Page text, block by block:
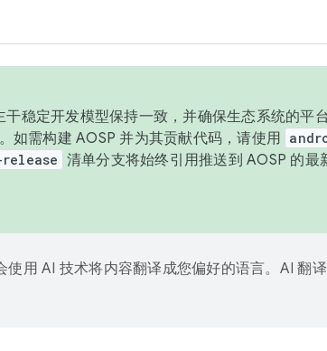
稳定开发模型保持一致，并确保生态系统的平
如需构建 AOSP 并为其贡献代码，请使用
清单分支将始终引用推送到 AOSP 的
使用 AI 技术将内容翻译成您偏好的语言。AI 翻